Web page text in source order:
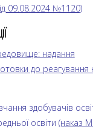
09.08.2024 №1120)
надання
до реагування
здобувачів
освіти (наказ